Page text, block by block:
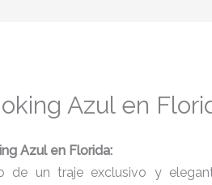
Azul en
Azul en Florida:
de un traje exclusivo y